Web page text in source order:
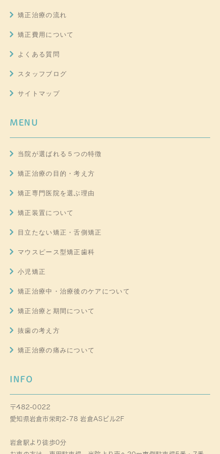
矯正治療の流れ
矯正費用について
よくある質問
スタッフブログ
サイトマップ
MENU
当院が選ばれる５つの特徴
矯正治療の目的・考え方
矯正専門医院を選ぶ理由
矯正装置について
目立たない矯正・舌側矯正
マウスピース型矯正歯科
小児矯正
矯正治療中・治療後のケアについて
矯正治療と期間について
抜歯の考え方
矯正治療の痛みについて
INFO
〒482-0022
愛知県岩倉市栄町2-78 岩倉ASビル2F
岩倉駅より徒歩0分